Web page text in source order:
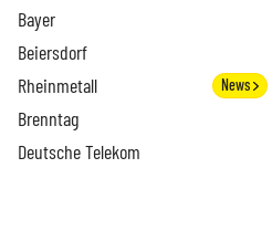
Bayer
Beiersdorf
Rheinmetall News
Brenntag
Deutsche Telekom